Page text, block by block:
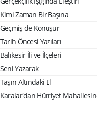
Kimi Zaman Bir Başına
Geçmiş de Konuşur
Tarih Öncesi Yazıları
Balıkesir İli ve İlçeleri
Seni Yazarak
Taşın Altındaki El
Karalar'dan Hürriyet